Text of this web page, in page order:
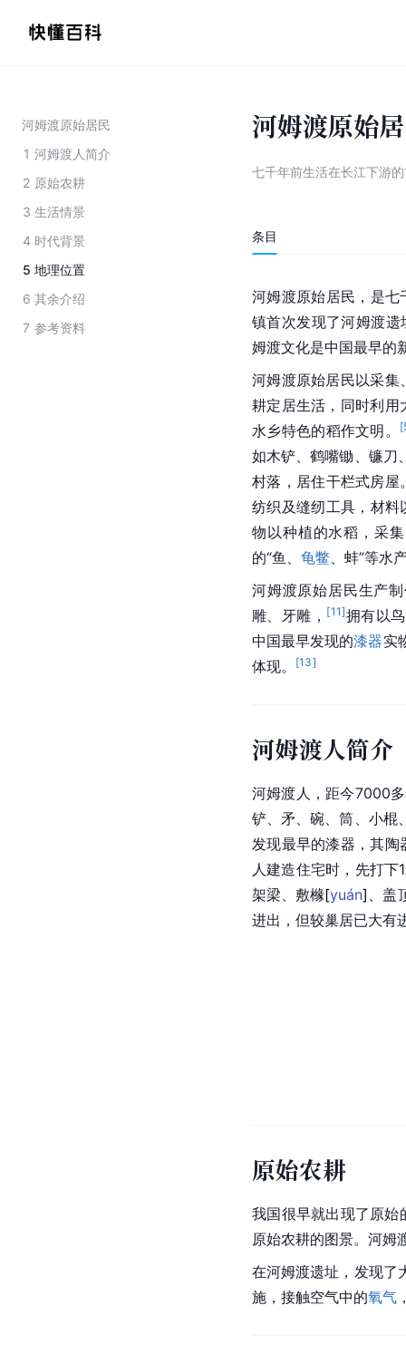
河姆渡原始居民
1 河姆渡人简介
2 原始农耕
3 生活情景
4 时代背景
5 地理位置
6 其余介绍
7 参考资料
河姆渡原始
七千年前生活在长江下游
条目
河姆渡原始居民，是
镇首次发现了河姆渡
姆渡文化是中国最早的
河姆渡原始居民以采
耕定居生活，同时利用
水乡特色的稻作文明。
[
如木铲、鹤嘴锄、镰刀
村落，居住干栏式房屋
纺织及缝纫工具，材
物以种植的水稻，采
的“鱼、 龟鳖 、蚌”等水
河姆渡原始居民生产
雕、
牙雕 ， [11]拥有以
中国最早发现的漆器实
体现。
[13]
河姆渡人简介
河姆渡人，距今7000
铲、矛、碗、筒、小棍
发现最早的漆器，其
人建造住宅时，先打
架梁、敷橼[yuán]
、
进出，但较巢居已大有
原始农耕
我国很早就出现了原始
原始农耕的图景。 河姆
在河姆渡遗址，发现了
施，接触空气中的氧气